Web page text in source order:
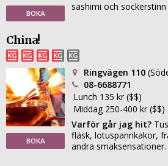
BOKA
sashimi och sockerstinn
China!
BOKA
Ringvägen 110
08-6688771
Lunch 135 kr ($$)
Middag 250-400 kr ($$)
Varför går jag hit?
fläsk, lotuspannkakor,
andra smaksensationer.